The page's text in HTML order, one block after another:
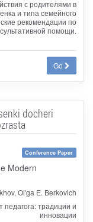
с родителями в
и типа семейного
рекомендации по
помощи.
Go
docheri
Conference Paper
Modern
Ol'ga E. Berkovich
традиции и
инновации